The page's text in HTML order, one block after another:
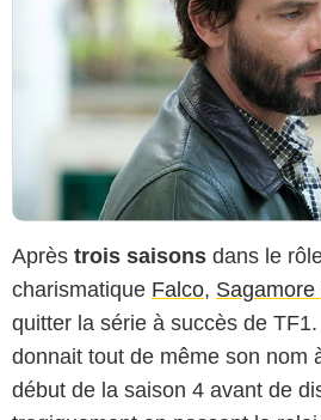
Après trois saisons dans le
charismatique Falco, Sagamore
quitter la série à succès de
donnait tout de même son nom
début de la saison 4 avant de